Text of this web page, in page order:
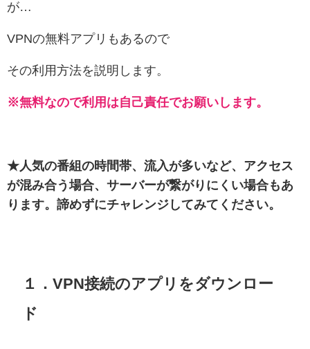
が…
VPNの無料アプリもあるので
その利用方法を説明します。
※無料なので利用は自己責任でお願いします。
★人気の番組の時間帯、流入が多いなど、アクセス
が混み合う場合、サーバーが繋がりにくい場合もあ
ります。諦めずにチャレンジしてみてください。
１．VPN接続のアプリをダウンロー
ド